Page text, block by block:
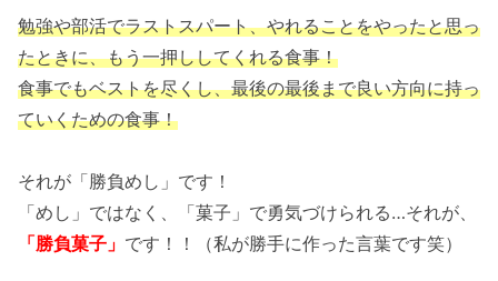
勉強や部活でラストスパート、やれることをやったと思っ
たときに、もう一押ししてくれる食事！
食事でもベストを尽くし、最後の最後まで良い方向に持っ
ていくための食事！
それが「勝負めし」です！
「めし」ではなく、「菓子」で勇気づけられる…それが、
「勝負菓子」 です！！（私が勝手に作った言葉です笑）